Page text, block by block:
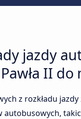
jazdy
II
z rozkładu